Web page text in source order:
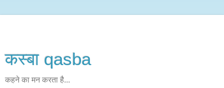
कस्‍बा qasba
कहने का मन करता है...